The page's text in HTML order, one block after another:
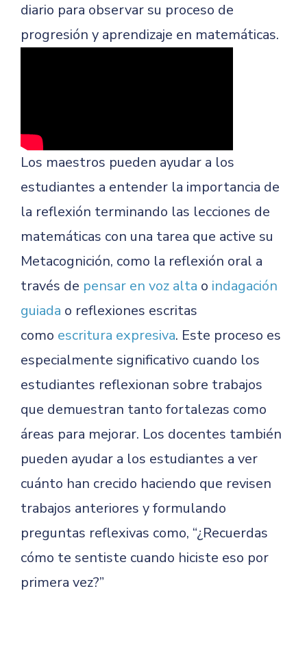
diario para observar su proceso de
progresión y aprendizaje en matemáticas.
Los maestros pueden ayudar a los
estudiantes a entender la importancia de
la reflexión terminando las lecciones de
matemáticas con una tarea que active su
Metacognición, como la reflexión oral a
través de pensar en voz alta o indagación
guiada o reflexiones escritas
como escritura expresiva. Este proceso es
especialmente significativo cuando los
estudiantes reflexionan sobre trabajos
que demuestran tanto fortalezas como
áreas para mejorar. Los docentes también
pueden ayudar a los estudiantes a ver
cuánto han crecido haciendo que revisen
trabajos anteriores y formulando
preguntas reflexivas como, “¿Recuerdas
cómo te sentiste cuando hiciste eso por
primera vez?”